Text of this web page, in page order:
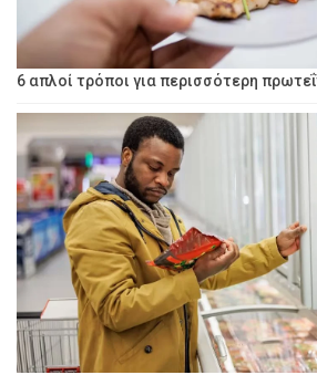
6 απλοί τρόποι για περισσότερη